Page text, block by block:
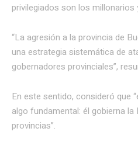
privilegiados son los millonarios
“La agresión a la provincia de
una estrategia sistemática de
gobernadores provinciales”,
En este sentido, consideró que
algo fundamental: él gobierna
provincias”.